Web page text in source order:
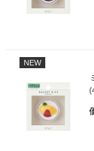
NEW